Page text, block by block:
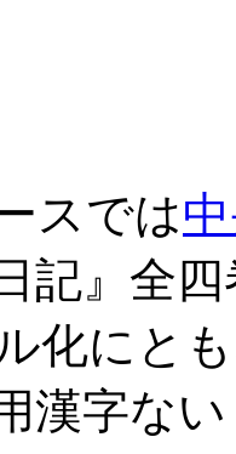
スでは
記』全
化にと
漢字な